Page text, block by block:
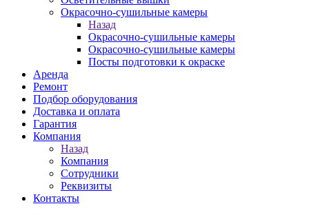
Окрасочно-сушильные камеры
Назад
Окрасочно-сушильные камеры
Окрасочно-сушильные камеры
Посты подготовки к окраске
Аренда
Ремонт
Подбор оборудования
Доставка и оплата
Гарантия
Компания
Назад
Компания
Сотрудники
Реквизиты
Контакты